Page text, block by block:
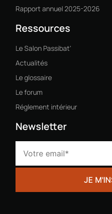
Rapport annuel 2025-2026
Ressources
Le Salon Passibat'
Actualités
Le glossaire
Le forum
Réglement intérieur
Newsletter